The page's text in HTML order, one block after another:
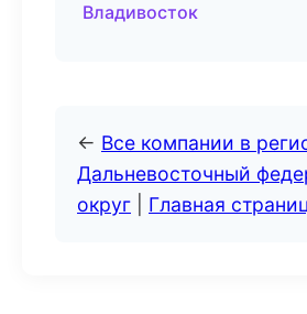
Владивосток
← Все компании в
Дальневосточный
округ
Главная